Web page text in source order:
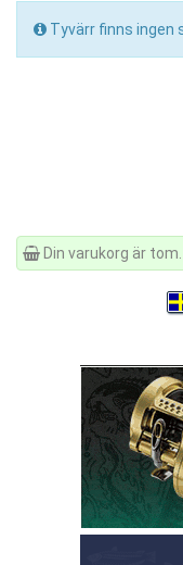
Tyvärr finns ingen
Din varukorg är tom.